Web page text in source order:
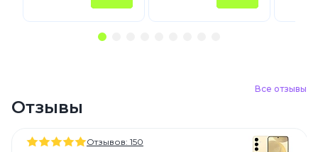
Отзывы
Все отзывы
Отзывов: 150